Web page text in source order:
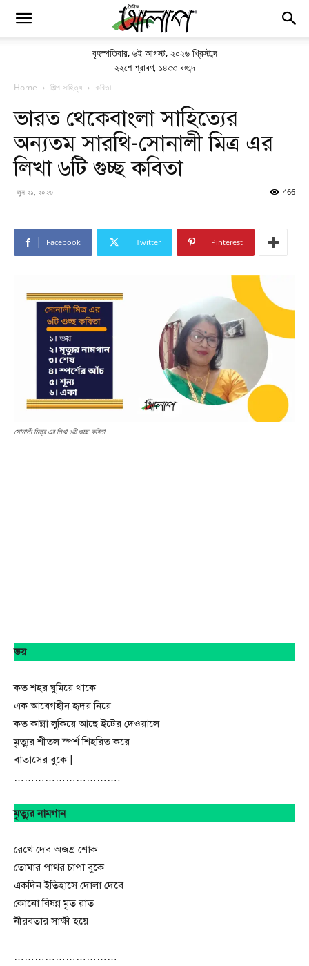
বৃহস্পতিবার, ৬ই আগস্ট, ২০২৬ খ্রিস্টাব্দ
২২শে শ্রাবণ, ১৪৩৩ বঙ্গাব্দ
Home শিল্প-সাহিত্য কবিতা
ভারত থেকেবাংলা সাহিত্যের
অন্যতম সারথি-সোনালী মিত্র এর
লিখা ৬টি গুচ্ছ কবিতা
জুন ২১, ২০২৩ 466
Facebook Twitter Pinterest
সোনালী মিত্র এর লিখা ৬টি গুচ্ছ কবিতা
ভয়
কত শহর ঘুমিয়ে থাকে
এক আবেগহীন হৃদয় নিয়ে
কত কান্না লুকিয়ে আছে ইটের দেওয়ালে
মৃত্যুর শীতল স্পর্শ শিহরিত করে
বাতাসের বুকে |
………………………….
মৃত্যুর নামগান
রেখে দেব অজশ্র শোক
তোমার পাথর চাপা বুকে
একদিন ইতিহাসে দোলা দেবে
কোনো বিষন্ন মৃত রাত
নীরবতার সাক্ষী হয়ে
…………………………